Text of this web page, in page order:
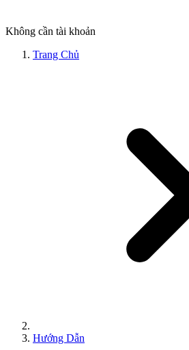
Không cần tài khoản
Trang Chủ
Hướng Dẫn